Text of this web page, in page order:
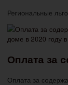
Региональные
Оплата за
Оплата за